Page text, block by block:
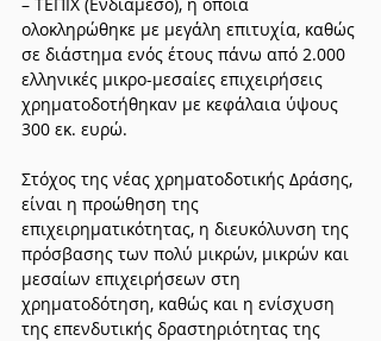
ολοκληρώθηκε με μεγάλη επιτυχία, καθώς
σε διάστημα ενός έτους πάνω από 2.000
ελληνικές μικρο-μεσαίες επιχειρήσεις
χρηματοδοτήθηκαν με κεφάλαια ύψους
300 εκ. ευρώ.
Στόχος της νέας χρηματοδοτικής Δράσης,
είναι η προώθηση της
επιχειρηματικότητας, η διευκόλυνση της
πρόσβασης των πολύ μικρών, μικρών και
μεσαίων επιχειρήσεων στη
χρηματοδότηση, καθώς και η ενίσχυση
της επενδυτικής δραστηριότητας της